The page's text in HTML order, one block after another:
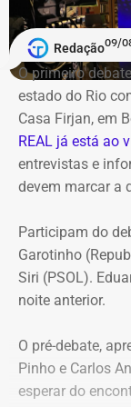
Redação09/
O primeiro
estado do Rio
Casa Firjan, em
REAL já está ao
entrevistas e
devem marcar a
Participam do
Garotinho
Siri (PSOL).
noite anterior.
O pré-debate,
Pinho e Carlos
esperar do